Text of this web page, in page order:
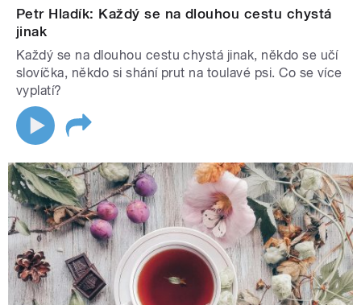
Petr Hladík: Každý se na dlouhou cestu chystá
jinak
Každý se na dlouhou cestu chystá jinak, někdo se učí
slovíčka, někdo si shání prut na toulavé psi. Co se více
vyplatí?